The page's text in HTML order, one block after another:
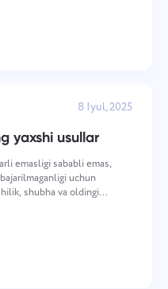
8 Iyul, 2025
yaxshi usullar
emasligi sababli emas,
uchun
shubha va oldingi
(holatlar/yorliqlar) va
taklif qiling va
rollarni tayinlang.